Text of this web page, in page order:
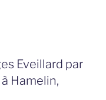
Eveillard par
Hamelin,